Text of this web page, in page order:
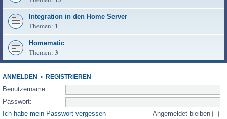
Integration in den Home Server
Themen: 1
Homematic
Themen: 3
ANMELDEN • REGISTRIEREN
Benutzername:
Passwort:
Ich habe mein Passwort vergessen
Angemeldet bleiben